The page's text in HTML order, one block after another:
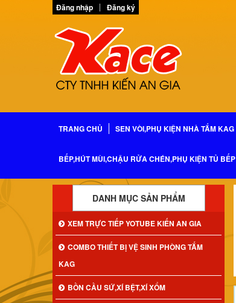
Đăng nhập Đăng ký
TRANG CHỦ SEN VÒI,PHỤ KIỆN NHÀ TẮM KAG
BẾP,HÚT MÙI,CHẬU RỬA CHÉN,PHỤ KIỆN TỦ BẾP
DANH MỤC SẢN PHẨM
XEM TRỰC TIẾP YOTUBE KIẾN AN GIA
COMBO THIẾT BỊ VỆ SINH PHÒNG TẮM
KAG
BỒN CẦU SỨ,XÍ BỆT,XÍ XỔM